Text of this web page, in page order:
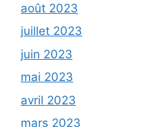
août 2023
juillet 2023
juin 2023
mai 2023
avril 2023
mars 2023